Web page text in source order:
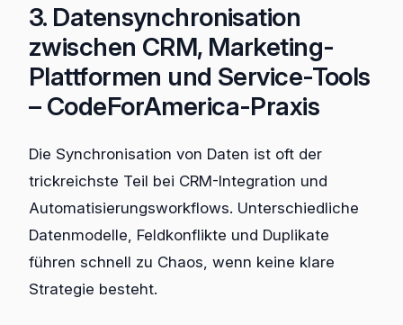
3. Datensynchronisation
zwischen CRM, Marketing-
Plattformen und Service-Tools
– CodeForAmerica-Praxis
Die Synchronisation von Daten ist oft der
trickreichste Teil bei CRM-Integration und
Automatisierungsworkflows. Unterschiedliche
Datenmodelle, Feldkonflikte und Duplikate
führen schnell zu Chaos, wenn keine klare
Strategie besteht.